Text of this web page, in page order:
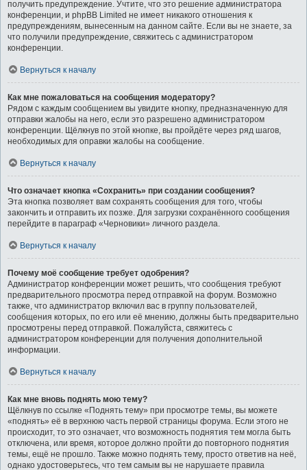
получить предупреждение. Учтите, что это решение администратора
конференции, и phpBB Limited не имеет никакого отношения к
предупреждениям, вынесенным на данном сайте. Если вы не знаете, за
что получили предупреждение, свяжитесь с администратором
конференции.
Вернуться к началу
Как мне пожаловаться на сообщения модератору?
Рядом с каждым сообщением вы увидите кнопку, предназначенную для
отправки жалобы на него, если это разрешено администратором
конференции. Щёлкнув по этой кнопке, вы пройдёте через ряд шагов,
необходимых для оправки жалобы на сообщение.
Вернуться к началу
Что означает кнопка «Сохранить» при создании сообщения?
Эта кнопка позволяет вам сохранять сообщения для того, чтобы
закончить и отправить их позже. Для загрузки сохранённого сообщения
перейдите в параграф «Черновики» личного раздела.
Вернуться к началу
Почему моё сообщение требует одобрения?
Администратор конференции может решить, что сообщения требуют
предварительного просмотра перед отправкой на форум. Возможно
также, что администратор включил вас в группу пользователей,
сообщения которых, по его или её мнению, должны быть предварительно
просмотрены перед отправкой. Пожалуйста, свяжитесь с
администратором конференции для получения дополнительной
информации.
Вернуться к началу
Как мне вновь поднять мою тему?
Щёлкнув по ссылке «Поднять тему» при просмотре темы, вы можете
«поднять» её в верхнюю часть первой страницы форума. Если этого не
происходит, то это означает, что возможность поднятия тем могла быть
отключена, или время, которое должно пройти до повторного поднятия
темы, ещё не прошло. Также можно поднять тему, просто ответив на неё,
однако удостоверьтесь, что тем самым вы не нарушаете правила